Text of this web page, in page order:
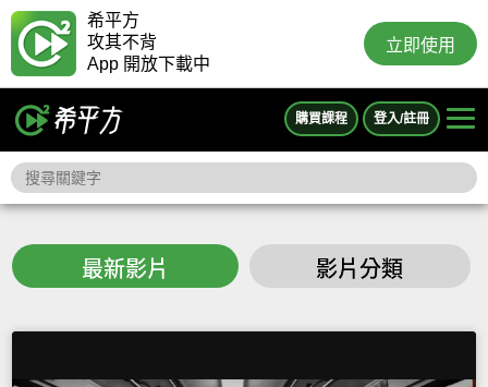
希平方
攻其不背
App 開放下載中
立即使用
購買課程 登入/註冊
最新影片 影片分類